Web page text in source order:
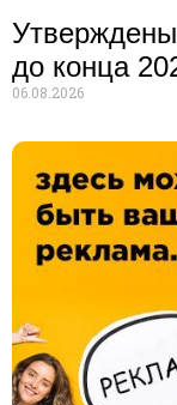
до конца
06.08.2026